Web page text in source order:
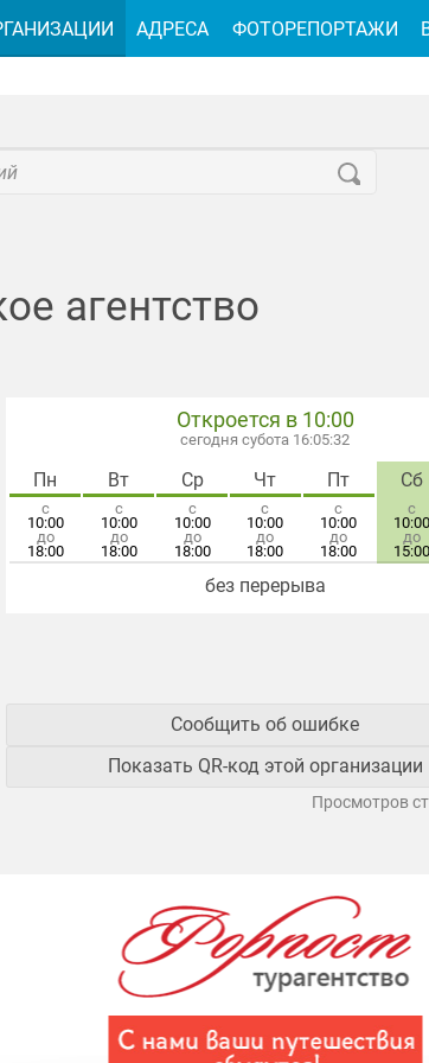
агентство
Откроется в 10:00
сегодня субота 16:05:34
Пн
с
10:00
до
18:00
Вт
с
10:00
до
18:00
Ср
с
10:00
до
18:00
Чт
с
10:00
до
18:00
Пт
с
10:00
до
18:00
Сб
с
10:00
до
15:00
без перерыва
Сообщить об ошибке
Показать QR-код этой организации
Просмотров
АДРЕСА ФОТОРЕПОРТАЖИ